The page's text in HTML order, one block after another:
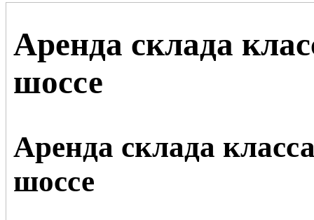
Аренда склада
шоссе
Аренда склада
шоссе